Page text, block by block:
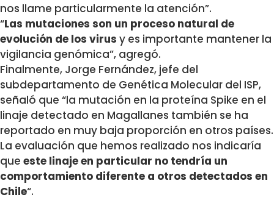
nos llame particularmente la atención”.
“Las mutaciones son un proceso natural de
evolución de los virus y es importante mantener la
vigilancia genómica”, agregó.
Finalmente, Jorge Fernández, jefe del
subdepartamento de Genética Molecular del ISP,
señaló que “la mutación en la proteína Spike en el
linaje detectado en Magallanes también se ha
reportado en muy baja proporción en otros países.
La evaluación que hemos realizado nos indicaría
que este linaje en particular no tendría un
comportamiento diferente a otros detectados en
Chile“.